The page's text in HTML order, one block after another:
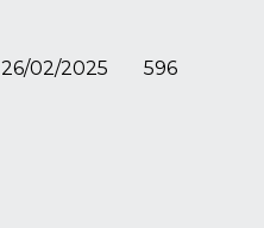
26/02/2025 596